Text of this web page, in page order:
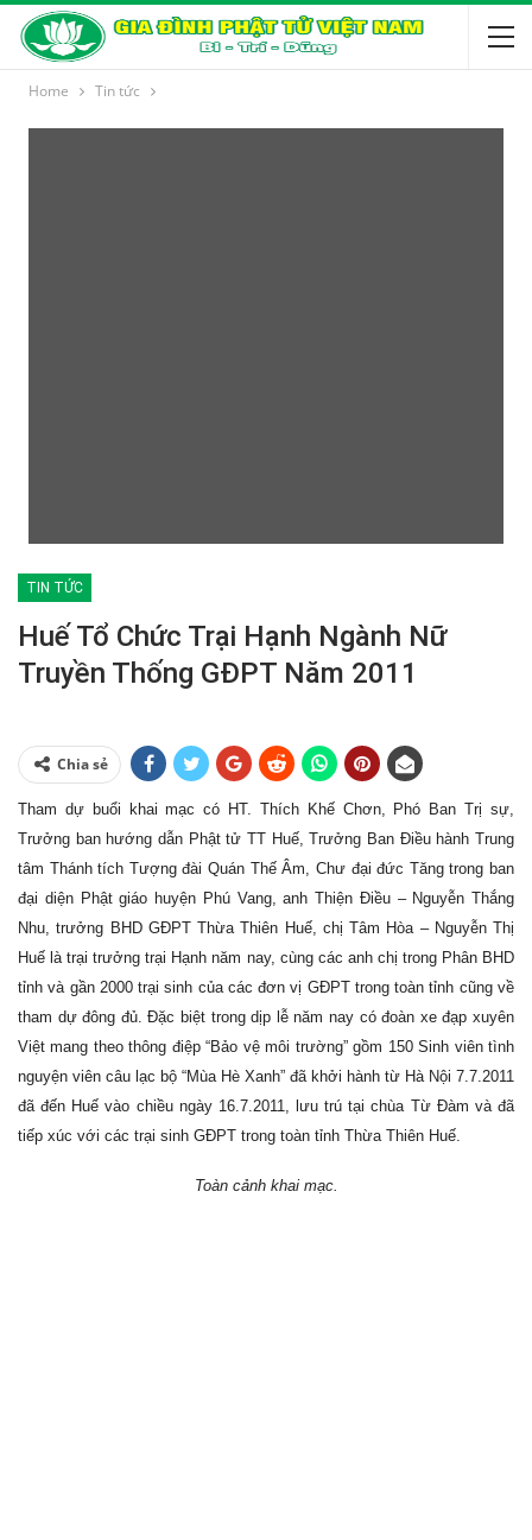
Home Tin tức
TIN TỨC
Huế Tổ Chức Trại Hạnh Ngành Nữ
Truyền Thống GĐPT Năm 2011
Chia sẻ
Tham dự buổi khai mạc có HT. Thích Khế Chơn, Phó Ban Trị sự,
Trưởng ban hướng dẫn Phật tử TT Huế, Trưởng Ban Điều hành Trung
tâm Thánh tích Tượng đài Quán Thế Âm, Chư đại đức Tăng trong ban
đại diện Phật giáo huyện Phú Vang, anh Thiện Điều – Nguyễn Thắng
Nhu, trưởng BHD GĐPT Thừa Thiên Huế, chị Tâm Hòa – Nguyễn Thị
Huế là trại trưởng trại Hạnh năm nay, cùng các anh chị trong Phân BHD
tỉnh và gần 2000 trại sinh của các đơn vị GĐPT trong toàn tỉnh cũng về
tham dự đông đủ. Đặc biệt trong dịp lễ năm nay có đoàn xe đạp xuyên
Việt mang theo thông điệp “Bảo vệ môi trường” gồm 150 Sinh viên tình
nguyện viên câu lạc bộ “Mùa Hè Xanh” đã khởi hành từ Hà Nội 7.7.2011
đã đến Huế vào chiều ngày 16.7.2011, lưu trú tại chùa Từ Đàm và đã
tiếp xúc với các trại sinh GĐPT trong toàn tỉnh Thừa Thiên Huế.
Toàn cảnh khai mạc.